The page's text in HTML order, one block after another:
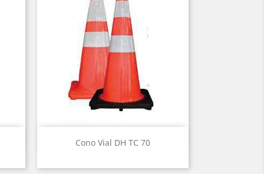
Cono Vial DH TC 70
Vista rápida